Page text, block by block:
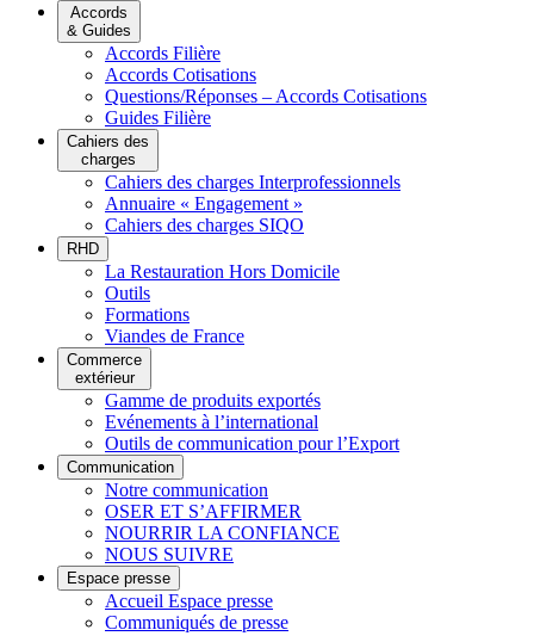
Accords
& Guides
Accords Filière
Accords Cotisations
Questions/Réponses – Accords Cotisations
Guides Filière
Cahiers des
charges
Cahiers des charges Interprofessionnels
Annuaire « Engagement »
Cahiers des charges SIQO
RHD
La Restauration Hors Domicile
Outils
Formations
Viandes de France
Commerce
extérieur
Gamme de produits exportés
Evénements à l’international
Outils de communication pour l’Export
Communication
Notre communication
OSER ET S’AFFIRMER
NOURRIR LA CONFIANCE
NOUS SUIVRE
Espace presse
Accueil Espace presse
Communiqués de presse